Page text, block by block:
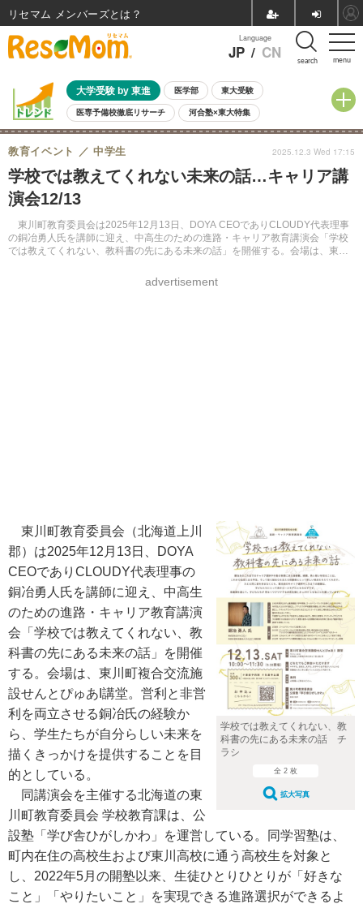
menu
Language
JP / CN search
大学受験 by 東進 医学部 東大受験
医専予備校徹底リサーチ 河合塾×東大特集
親子で考える大学選び 高校受験 中学受験 小学校受験
共通テスト 夏休み
8月開催イベント・WS 全国公立高校 過去問 人気記事
自由研究教材（小学生向け）
学校では教えてくれない未来の話…キャリア講
演会12/13
東川町教育委員会は2025年12月13日、DOYA CEOでありCLOUDY代表理事
の銅冶勇人氏を講師に迎え、中高生のための進路・キャリア教育講演会「学校
では教えてくれない、教科書の先にある未来の話」を開催する。会場は、東川
教育イベント 中学生
advertisement
2025.12.3 Wed 17:15
学校では教えてくれない、教
科書の先にある未来の話 チ
ラシ
全 2 枚
拡大写真
東川町教育委員会（北海道上川
郡）は2025年12月13日、DOYA
CEOでありCLOUDY代表理事の
銅冶勇人氏を講師に迎え、中高生
のための進路・キャリア教育講演
会「学校では教えてくれない、教
科書の先にある未来の話」を開催
する。会場は、東川町複合交流施
設せんとぴゅあI講堂。営利と非営
利を両立させる銅冶氏の経験か
ら、学生たちが自分らしい未来を
描くきっかけを提供することを目
的としている。
同講演会を主催する北海道の東
川町教育委員会 学校教育課は、公
設塾「学び舎ひがしかわ」を運営している。同学習塾は、
町内在住の高校生および東川高校に通う高校生を対象と
し、2022年5月の開塾以来、生徒ひとりひとりが「好きな
こと」「やりたいこと」を実現できる進路選択ができるよ
リセマム メンバーズ